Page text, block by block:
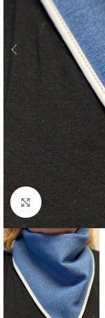
Click to enlarge